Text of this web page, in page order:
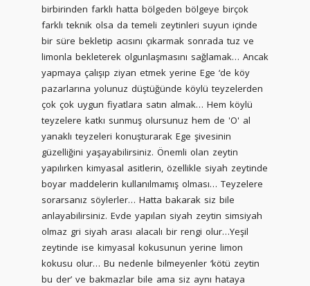
birbirinden farklı hatta bölgeden bölgeye birçok
farklı teknik olsa da temeli zeytinleri suyun içinde
bir süre bekletip acısını çıkarmak sonrada tuz ve
limonla bekleterek olgunlaşmasını sağlamak… Ancak
yapmaya çalışıp ziyan etmek yerine Ege ‘de köy
pazarlarına yolunuz düştüğünde köylü teyzelerden
çok çok uygun fiyatlara satın almak… Hem köylü
teyzelere katkı sunmuş olursunuz hem de 'O' al
yanaklı teyzeleri konuşturarak Ege şivesinin
güzelliğini yaşayabilirsiniz. Önemli olan zeytin
yapılırken kimyasal asitlerin, özellikle siyah zeytinde
boyar maddelerin kullanılmamış olması… Teyzelere
sorarsanız söylerler… Hatta bakarak siz bile
anlayabilirsiniz. Evde yapılan siyah zeytin simsiyah
olmaz gri siyah arası alacalı bir rengi olur…Yeşil
zeytinde ise kimyasal kokusunun yerine limon
kokusu olur… Bu nedenle bilmeyenler ‘kötü zeytin
bu der’ ve bakmazlar bile ama siz aynı hataya